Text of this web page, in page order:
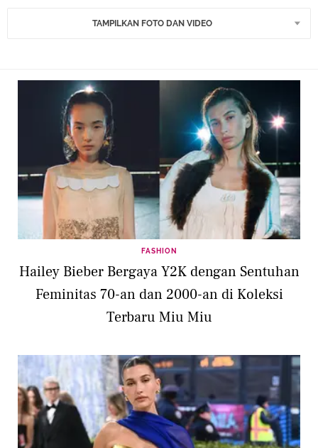
TAMPILKAN FOTO DAN VIDEO
FASHION
Hailey Bieber Bergaya Y2K dengan Sentuhan
Feminitas 70-an dan 2000-an di Koleksi
Terbaru Miu Miu